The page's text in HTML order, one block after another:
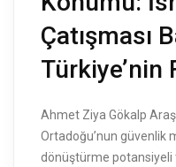
Çatışması
Türkiye’nin
Ahmet Ziya Gökalp
Ortadoğu’nun güvenlik
dönüştürme potansiyeli